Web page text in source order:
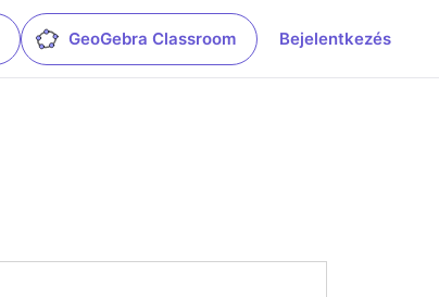
GeoGebra Classroom Bejelentkezés